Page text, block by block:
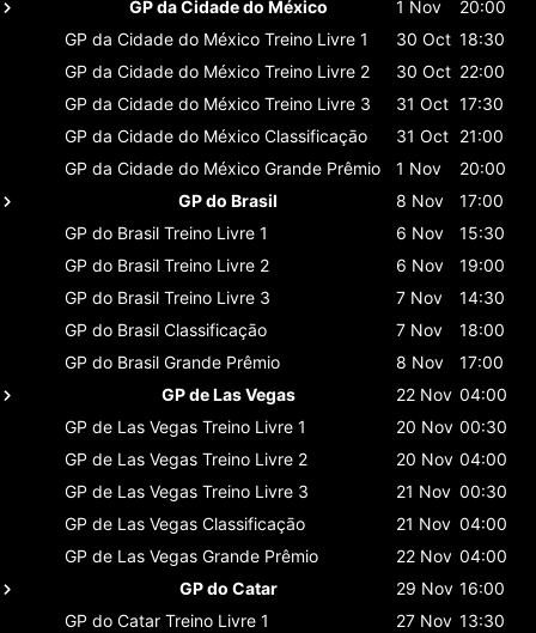
GP da Cidade do México 1 Nov
20:00
GP da Cidade do México Treino Livre 1 30 Oct 18:30
GP da Cidade do México Treino Livre 2 30 Oct 22:00
GP da Cidade do México Treino Livre 3 31 Oct 17:30
GP da Cidade do México Classificaçāo 31 Oct 21:00
GP da Cidade do México Grande Prêmio 1 Nov
20:00
GP do Brasil
8 Nov
17:00
GP do Brasil Treino Livre 1 6 Nov
15:30
GP do Brasil Treino Livre 2 6 Nov
19:00
GP do Brasil Treino Livre 3 7 Nov
14:30
GP do Brasil Classificaçāo 7 Nov
18:00
GP do Brasil Grande Prêmio 8 Nov
17:00
GP de Las Vegas
22 Nov 04:00
GP de Las Vegas Treino Livre 1 20 Nov 00:30
GP de Las Vegas Treino Livre 2 20 Nov 04:00
GP de Las Vegas Treino Livre 3 21 Nov 00:30
GP de Las Vegas Classificaçāo 21 Nov 04:00
GP de Las Vegas Grande Prêmio 22 Nov 04:00
GP do Catar
29 Nov 16:00
GP do Catar Treino Livre 1 27 Nov 13:30